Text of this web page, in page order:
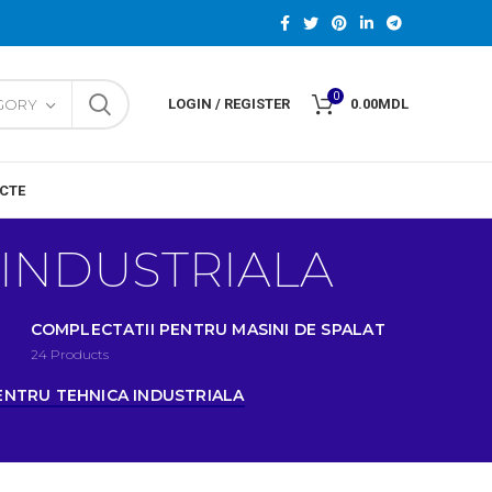
LOGIN / REGISTER 0 0.00MDL
COMPLECTATII PENTRU MASINI DE SPALAT
24 Products
TEHNICA INDUSTRIALA